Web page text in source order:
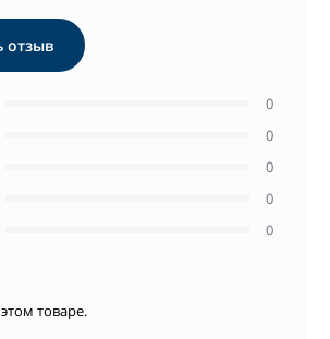
отзыв
0
0
0
0
0
товаре.